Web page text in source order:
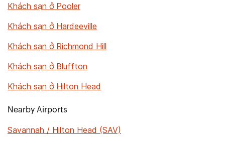
Khách sạn ở Pooler
Khách sạn ở Hardeeville
Khách sạn ở Richmond Hill
Khách sạn ở Bluffton
Khách sạn ở Hilton Head
Nearby Airports
Savannah / Hilton Head (SAV)